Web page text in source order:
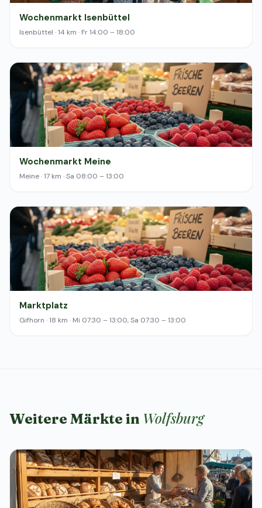
Wochenmarkt Isenbüttel
Isenbüttel · 14 km · Fr 14:00 – 18:00
Wochenmarkt Meine
Meine · 17 km · Sa 08:00 – 13:00
Marktplatz
Gifhorn · 18 km · Mi 07:30 – 13:00, Sa 07:30 – 13:00
Weitere Märkte in Wolfsburg